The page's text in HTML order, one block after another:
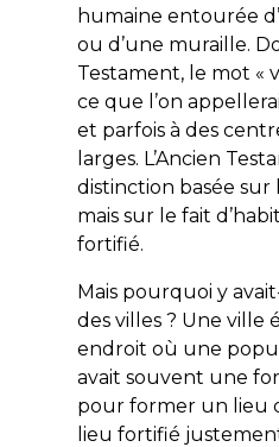
humaine entourée
ou d’une muraille.
Testament, le mot «
ce que l’on
et parfois à des
larges. L’Ancien
distinction basée
mais sur le fait
fortifié.
Mais pourquoi y
des villes ? Une
endroit où une
avait souvent une
pour former un lieu
lieu fortifié